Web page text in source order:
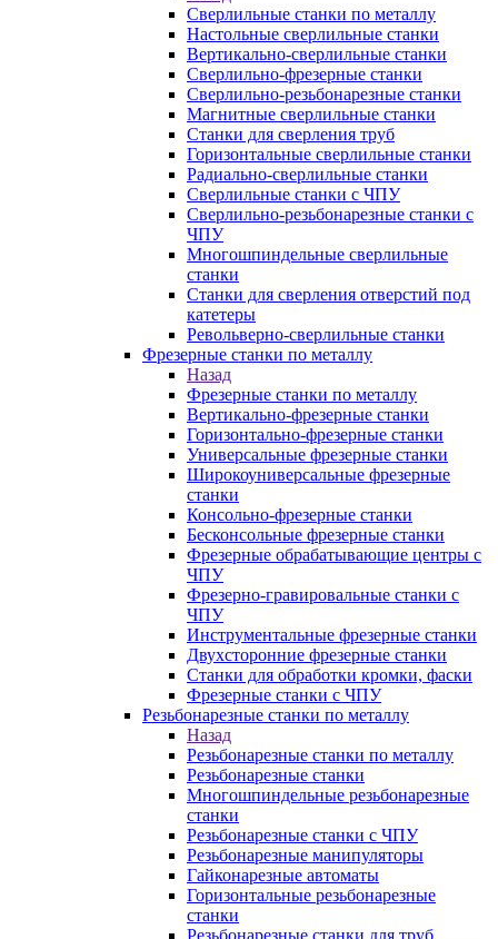
Сверлильные станки по металлу
Настольные сверлильные станки
Вертикально-сверлильные станки
Сверлильно-фрезерные станки
Сверлильно-резьбонарезные станки
Магнитные сверлильные станки
Станки для сверления труб
Горизонтальные сверлильные станки
Радиально-сверлильные станки
Сверлильные станки с ЧПУ
Сверлильно-резьбонарезные станки с
ЧПУ
Многошпиндельные сверлильные
станки
Станки для сверления отверстий под
катетеры
Револьверно-сверлильные станки
Фрезерные станки по металлу
Назад
Фрезерные станки по металлу
Вертикально-фрезерные станки
Горизонтально-фрезерные станки
Универсальные фрезерные станки
Широкоуниверсальные фрезерные
станки
Консольно-фрезерные станки
Бесконсольные фрезерные станки
Фрезерные обрабатывающие центры с
ЧПУ
Фрезерно-гравировальные станки с
ЧПУ
Инструментальные фрезерные станки
Двухсторонние фрезерные станки
Станки для обработки кромки, фаски
Фрезерные станки с ЧПУ
Резьбонарезные станки по металлу
Назад
Резьбонарезные станки по металлу
Резьбонарезные станки
Многошпиндельные резьбонарезные
станки
Резьбонарезные станки с ЧПУ
Резьбонарезные манипуляторы
Гайконарезные автоматы
Горизонтальные резьбонарезные
станки
Резьбонарезные станки для труб